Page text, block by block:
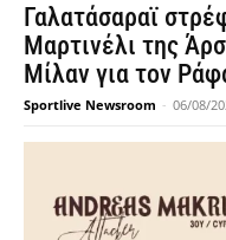
Γαλατάσαραϊ
Μαρτινέλι της
Μίλαν για τον
Sportlive Newsroom - 06/08/